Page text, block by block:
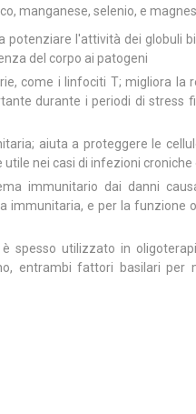
manganese, selenio, e
l'attività dei globuli
del corpo ai patogeni
come i linfociti T; migliora la
durante i periodi di stress
aiuta a proteggere le
nei casi di infezioni croniche
immunitario dai danni
immunitaria, e per la funzione
spesso utilizzato in
entrambi fattori basilari per